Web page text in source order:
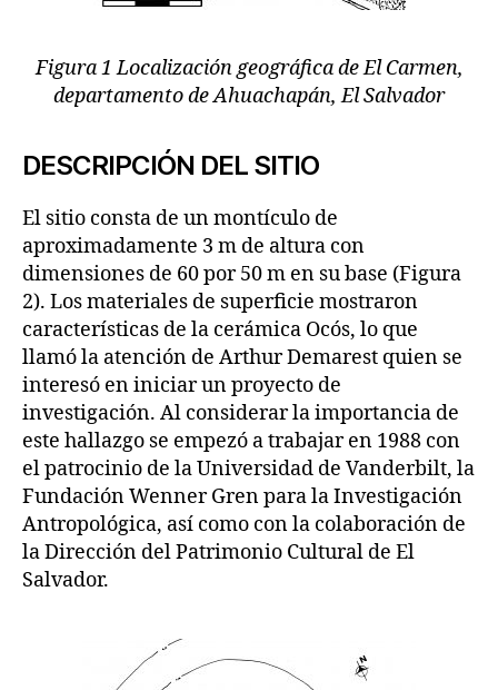
Figura 1 Localización geográfica de El Carmen,
departamento de Ahuachapán, El Salvador
DESCRIPCIÓN DEL SITIO
El sitio consta de un montículo de
aproximadamente 3 m de altura con
dimensiones de 60 por 50 m en su base (Figura
2). Los materiales de superficie mostraron
características de la cerámica Ocós, lo que
llamó la atención de Arthur Demarest quien se
interesó en iniciar un proyecto de
investigación. Al considerar la importancia de
este hallazgo se empezó a trabajar en 1988 con
el patrocinio de la Universidad de Vanderbilt, la
Fundación Wenner Gren para la Investigación
Antropológica, así como con la colaboración de
la Dirección del Patrimonio Cultural de El
Salvador.